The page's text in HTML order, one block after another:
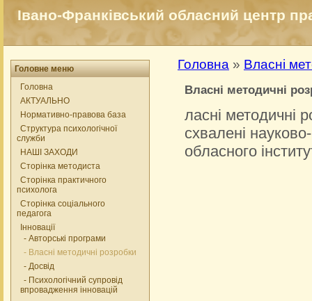
Івано-Франківський обласний центр
Головне меню
Головна
АКТУАЛЬНО
Нормативно-правова база
Структура психологічної
служби
НАШІ ЗАХОДИ
Сторінка методиста
Сторінка практичного
психолога
Сторінка соціального
педагога
Інновації
- Авторські програми
- Власні методичні розробки
- Досвід
- Психологічний супровід
впровадження інновацій
Головна » Власні
Власні методичні
ласні методичні
схвалені
обласного